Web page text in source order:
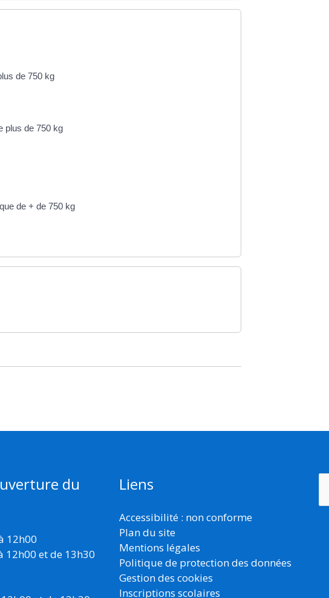
de 750 kg
plus de 750 kg
de + de 750 kg
du
12h00
12h00 et de 13h30
Liens
Accessibilité : non conforme
Plan du site
Mentions légales
Politique de protection des données
Gestion des cookies
Inscriptions scolaires